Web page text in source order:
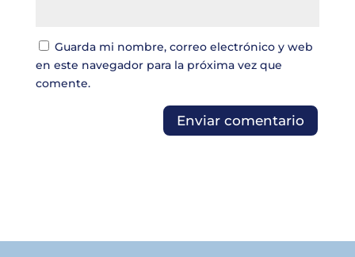
Guarda mi nombre, correo electrónico y web
en este navegador para la próxima vez que
comente.